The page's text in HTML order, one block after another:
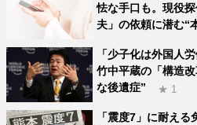
怯な手口も。現役
夫」の依頼に潜む“
「少子化は外国人
竹中平蔵の「構造
な後遺症”
★ 1
「震度7」に耐え